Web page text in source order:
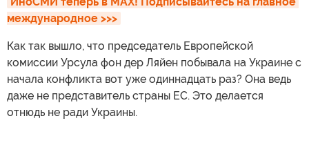
международное >>>
Как так вышло, что председатель Европейской
комиссии Урсула фон дер Ляйен побывала на Украине с
начала конфликта вот уже одиннадцать раз? Она ведь
даже не представитель страны ЕС. Это делается
отнюдь не ради Украины.